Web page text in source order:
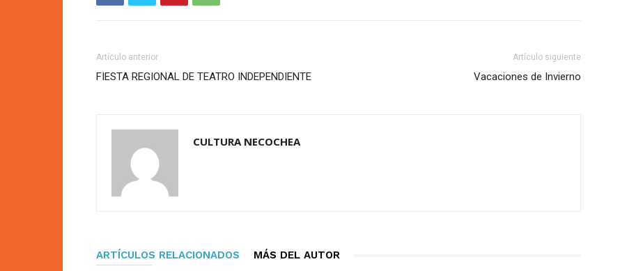
Artículo anterior
FIESTA REGIONAL DE TEATRO INDEPENDIENTE
Artículo siguiente
Vacaciones de Invierno
CULTURA NECOCHEA
ARTÍCULOS RELACIONADOS MÁS DEL AUTOR